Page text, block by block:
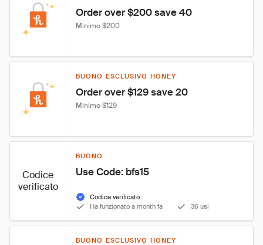
Order over $200 save 40
Minimo $200
BUONO ESCLUSIVO HONEY
Order over $129 save 20
Minimo $129
Codice
verificato
BUONO
Use Code: bfs15
Codice verificato
Ha funzionato a month fa
36 usi
BUONO ESCLUSIVO HONEY